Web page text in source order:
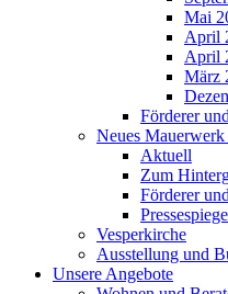
Mai
April
April
März
Förderer
Neues
Aktuell
Zum
Förderer
Vesperkirche
Ausstellung und
Unsere Angebote